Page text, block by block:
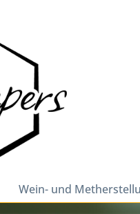
Wein- und